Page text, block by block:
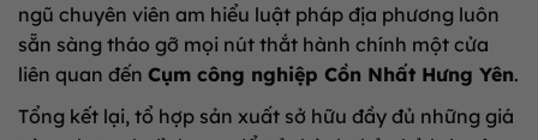
ngũ chuyên viên am hiểu luật pháp địa phương luôn
sẵn sàng tháo gỡ mọi nút thắt hành chính một cửa
liên quan đến Cụm công nghiệp Cồn Nhất Hưng Yên.
Tổng kết lại, tổ hợp sản xuất sở hữu đầy đủ những giá